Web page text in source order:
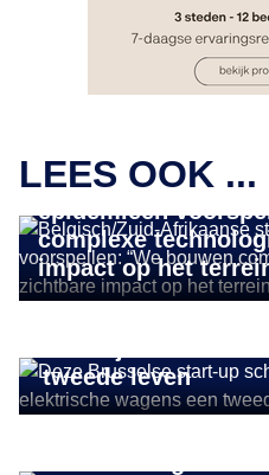
LEES OOK ...
Belgisch/Zuid-
epidemieën
complexe
impact op het
IMPACT ONDERNEMEN
tweede leven
DUURZAAM ONDERNEMEN